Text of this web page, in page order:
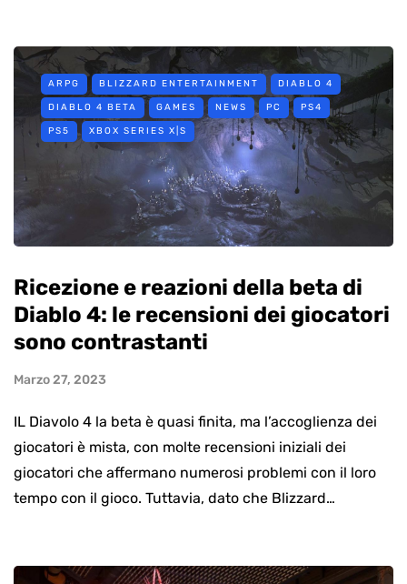
ARPG BLIZZARD ENTERTAINMENT DIABLO 4
DIABLO 4 BETA GAMES NEWS PC PS4
PS5 XBOX SERIES X|S
Ricezione e reazioni della beta di
Diablo 4: le recensioni dei giocatori
sono contrastanti
Marzo 27, 2023
IL Diavolo 4 la beta è quasi finita, ma l’accoglienza dei
giocatori è mista, con molte recensioni iniziali dei
giocatori che affermano numerosi problemi con il loro
tempo con il gioco. Tuttavia, dato che Blizzard…